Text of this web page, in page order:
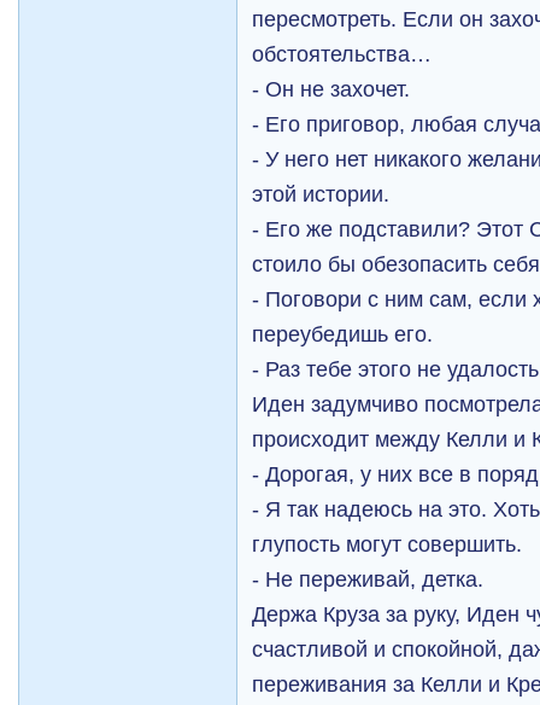
пересмотреть. Если он
обстоятельства…
- Он не захочет.
- Его приговор, любая
- У него нет никакого
этой истории.
- Его же подставили? Этот
стоило бы обезопасить
- Поговори с ним сам,
переубедишь его.
- Раз тебе этого не
Иден задумчиво
происходит между Келли и
- Дорогая, у них все в
- Я так надеюсь на это.
глупость могут совершить.
- Не переживай, детка.
Держа Круза за руку, Иден
счастливой и спокойной,
переживания за Келли и